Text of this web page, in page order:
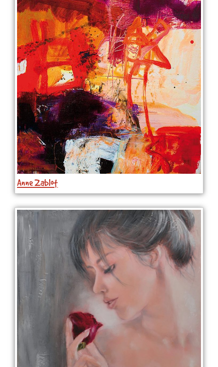
Anne Zablot